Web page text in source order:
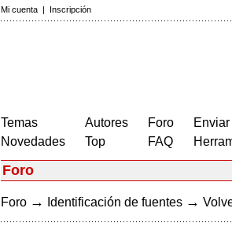
Mi cuenta | Inscripción
Temas
Novedades
Autores
Top
Foro
FAQ
Foro
Foro → Identificación de fuentes →